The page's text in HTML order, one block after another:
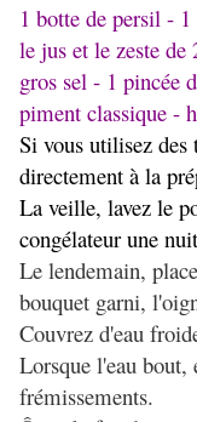
1 botte de persil -
le jus et le zeste de
gros sel - 1 pincée
piment classique -
Si vous utilisez des
directement à la
La veille, lavez le
congélateur une
Le lendemain,
bouquet garni,
Couvrez d'eau
Lorsque l'eau bout,
frémissements.